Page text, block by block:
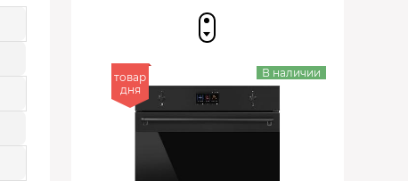
товар
дня
В наличии